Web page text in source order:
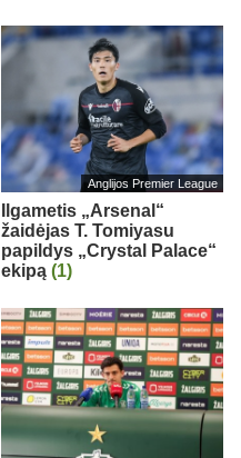
Anglijos Premier League
Ilgametis „Arsenal“
žaidėjas T. Tomiyasu
papildys „Crystal Palace“
ekipą (1)